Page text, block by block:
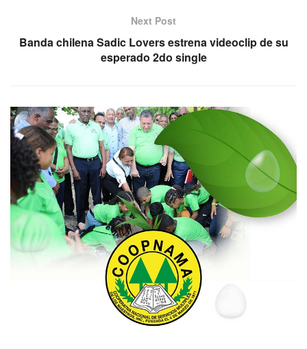
Next Post
Banda chilena Sadic Lovers estrena videoclip de su
esperado 2do single